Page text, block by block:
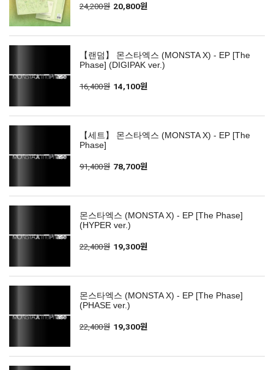
24,200원 20,800원
【랜덤】 몬스타엑스 (MONSTA X) - EP [The
Phase] (DIGIPAK ver.)
16,400원 14,100원
【세트】 몬스타엑스 (MONSTA X) - EP [The
Phase]
91,400원 78,700원
몬스타엑스 (MONSTA X) - EP [The Phase]
(HYPER ver.)
22,400원 19,300원
몬스타엑스 (MONSTA X) - EP [The Phase]
(PHASE ver.)
22,400원 19,300원